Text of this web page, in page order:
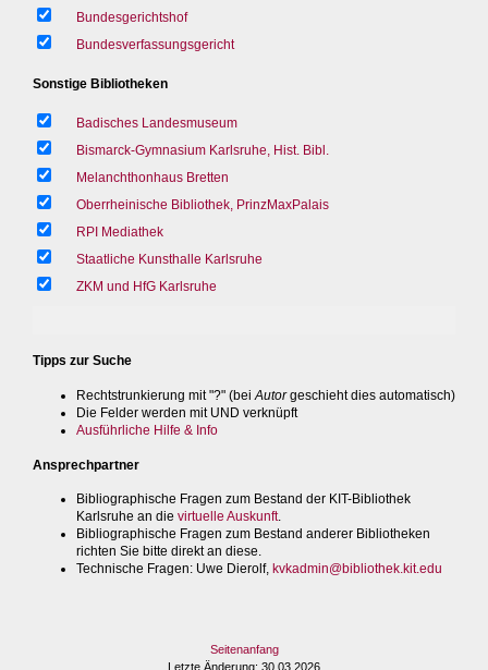
Bundesgerichtshof
Bundesverfassungsgericht
Sonstige Bibliotheken
Badisches Landesmuseum
Bismarck-Gymnasium Karlsruhe, Hist. Bibl.
Melanchthonhaus Bretten
Oberrheinische Bibliothek, PrinzMaxPalais
RPI Mediathek
Staatliche Kunsthalle Karlsruhe
ZKM und HfG Karlsruhe
Tipps zur Suche
Rechtstrunkierung mit "?" (bei Autorgeschieht dies automatisch)
Die Felder werden mit UND verknüpft
Ausführliche Hilfe & Info
Ansprechpartner
Bibliographische Fragen zum Bestand der KIT-Bibliothek
Karlsruhe an die virtuelle Auskunft.
Bibliographische Fragen zum Bestand anderer Bibliotheken
richten Sie bitte direkt an diese.
Technische Fragen: Uwe Dierolf, kvkadmin@bibliothek.kit.edu
Seitenanfang
Letzte Änderung: 30.03.2026